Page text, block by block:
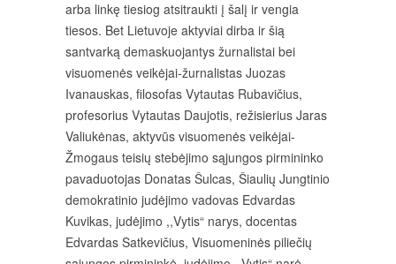
arba linkę tiesiog atsitraukti į šalį ir vengia
tiesos. Bet Lietuvoje aktyviai dirba ir šią
santvarką demaskuojantys žurnalistai bei
visuomenės veikėjai-žurnalistas Juozas
Ivanauskas, filosofas Vytautas Rubavičius,
profesorius Vytautas Daujotis, režisierius Jaras
Valiukėnas, aktyvūs visuomenės veikėjai-
Žmogaus teisių stebėjimo sąjungos pirmininko
pavaduotojas Donatas Šulcas, Šiaulių Jungtinio
demokratinio judėjimo vadovas Edvardas
Kuvikas, judėjimo ,,Vytis“ narys, docentas
Edvardas Satkevičius, Visuomeninės piliečių